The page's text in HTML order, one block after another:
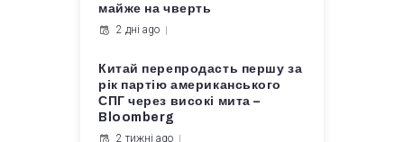
майже на чверть
2 дні ago
Китай перепродасть першу за
рік партію американського
СПГ через високі мита –
Bloomberg
2 тижні ago